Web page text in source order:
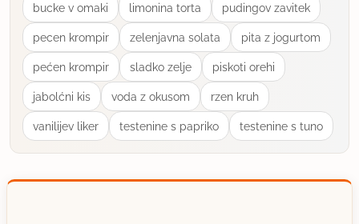
bucke v omaki limonina torta pudingov zavitek
pecen krompir zelenjavna solata pita z jogurtom
pećen krompir sladko zelje piskoti orehi
jabolćni kis voda z okusom rzen kruh
vanilijev liker testenine s papriko testenine s tuno